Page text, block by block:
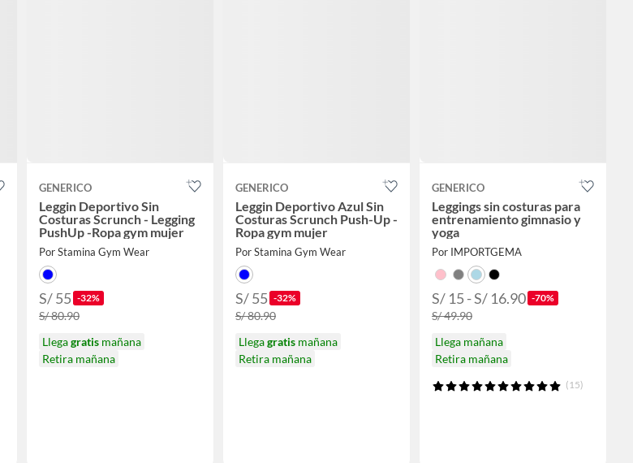
GENERICO
Leggin Deportivo Sin
Costuras Scrunch - Legging
PushUp -Ropa gym mujer
Por Stamina Gym Wear
S/ 55 -32%
S/ 80.90
Llegagratis mañana
Retira mañana
GENERICO
Leggin Deportivo Azul Sin
Costuras Scrunch Push-Up -
Ropa gym mujer
Por Stamina Gym Wear
S/ 55 -32%
S/ 80.90
Llegagratis mañana
Retira mañana
GENERICO
Leggings sin costuras para
entrenamiento gimnasio y
yoga
Por IMPORTGEMA
S/ 15 - S/ 16.90 -70%
S/ 49.90
Llega mañana
Retira mañana
(15)